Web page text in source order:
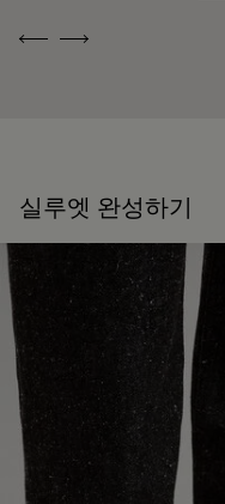
Previous
Next
실루엣 완성하기